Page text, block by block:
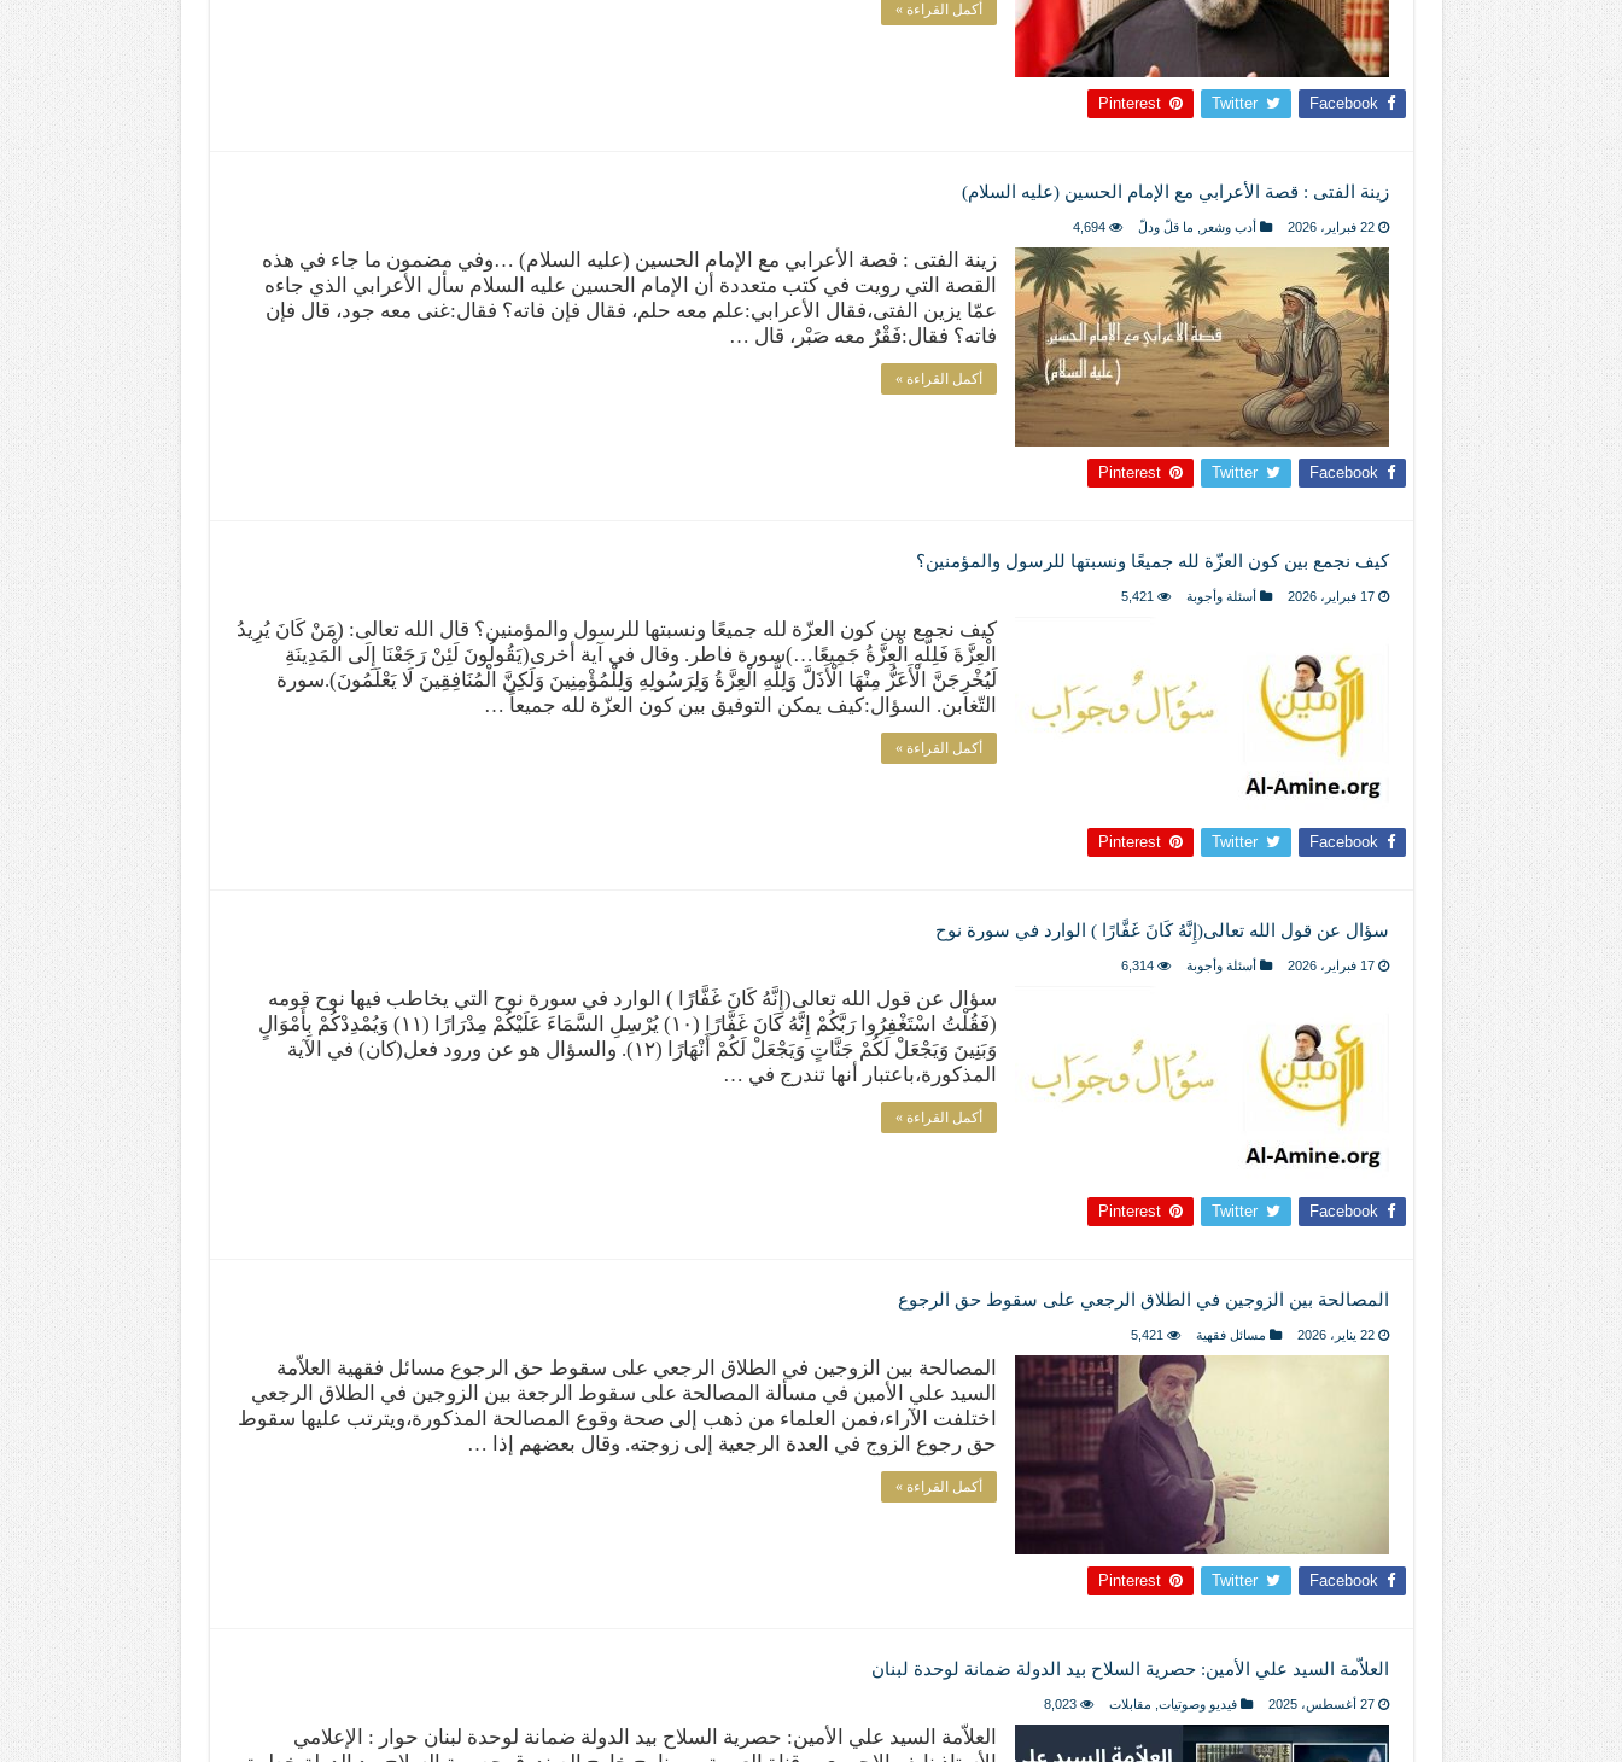
أكمل القراءة »
Facebook
Twitter
Pinterest
زينة الفتى : قصة الأعرابي مع الإمام الحسين (عليه السلام)
22 فبراير، 2026 أدب وشعر , ما قلّ ودلّ 4,694
زينة الفتى : قصة الأعرابي مع الإمام الحسين (عليه السلام) …وفي مضمون ما جاء في هذه
القصة التي رويت في كتب متعددة أن الإمام الحسين عليه السلام سأل الأعرابي الذي جاءه
عمّا يزين الفتى،فقال الأعرابي:علم معه حلم، فقال فإن فاته؟ فقال:غنى معه جود، قال فإن
فاته؟ فقال:فَقْرٌ معه صَبْر، قال …
أكمل القراءة »
Facebook
Twitter
Pinterest
كيف نجمع بين كون العزّة لله جميعًا ونسبتها للرسول والمؤمنين؟
17 فبراير، 2026 أسئلة وأجوبة 5,421
كيف نجمع بين كون العزّة لله جميعًا ونسبتها للرسول والمؤمنين؟ قال الله تعالى: (مَنْ كَانَ يُرِيدُ
الْعِزَّةَ فَلِلَّهِ الْعِزَّةُ جَمِيعًا…)سورة فاطر. وقال في آية أخرى(يَقُولُونَ لَئِنْ رَجَعْنَا إِلَى الْمَدِينَةِ
لَيُخْرِجَنَّ الْأَعَزُّ مِنْهَا الْأَذَلَّ وَلِلَّهِ الْعِزَّةُ وَلِرَسُولِهِ وَلِلْمُؤْمِنِينَ وَلَكِنَّ الْمُنَافِقِينَ لَا يَعْلَمُونَ).سورة
التّغابن. السؤال:كيف يمكن التوفيق بين كون العزّة لله جميعاً …
أكمل القراءة »
Facebook
Twitter
Pinterest
سؤال عن قول الله تعالى(إِنَّهُ كَانَ غَفَّارًا ) الوارد في سورة نوح
17 فبراير، 2026 أسئلة وأجوبة 6,314
سؤال عن قول الله تعالى(إِنَّهُ كَانَ غَفَّارًا ) الوارد في سورة نوح التي يخاطب فيها نوح قومه
(فَقُلْتُ اسْتَغْفِرُوا رَبَّكُمْ إِنَّهُ كَانَ غَفَّارًا (١٠) يُرْسِلِ السَّمَاءَ عَلَيْكُمْ مِدْرَارًا (١١) وَيُمْدِدْكُمْ بِأَمْوَالٍ
وَبَنِينَ وَيَجْعَلْ لَكُمْ جَنَّاتٍ وَيَجْعَلْ لَكُمْ أَنْهَارًا (١٢). والسؤال هو عن ورود فعل(كان) في الآية
المذكورة،باعتبار أنها تندرج في …
أكمل القراءة »
Facebook
Twitter
Pinterest
المصالحة بين الزوجين في الطلاق الرجعي على سقوط حق الرجوع
22 يناير، 2026 مسائل فقهية 5,421
المصالحة بين الزوجين في الطلاق الرجعي على سقوط حق الرجوع مسائل فقهية العلاّمة
السيد علي الأمين في مسألة المصالحة على سقوط الرجعة بين الزوجين في الطلاق الرجعي
اختلفت الآراء،فمن العلماء من ذهب إلى صحة وقوع المصالحة المذكورة،ويترتب عليها سقوط
حق رجوع الزوج في العدة الرجعية إلى زوجته. وقال بعضهم إذا …
أكمل القراءة »
Facebook
Twitter
Pinterest
العلاّمة السيد علي الأمين: حصرية السلاح بيد الدولة ضمانة لوحدة لبنان
27 أغسطس، 2025 فيديو وصوتيات, مقابلات 8,023
العلاّمة السيد علي الأمين: حصرية السلاح بيد الدولة ضمانة لوحدة لبنان حوار : الإعلامي